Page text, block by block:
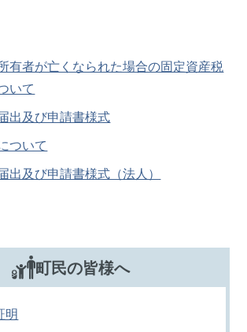
有者が亡くなられた場合の固定資産税
いて
出及び申請書様式
ついて
出及び申請書様式（法人）
町民の皆様へ
明